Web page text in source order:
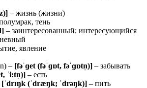
– жизнь (жизни)
тень
– заинтересованный; интересующийся
явление
– [fəˈɡet (fəˈɡɒt, fəˈɡɒtn̩)] – забывать
ˈi:tn̩)] – есть
[ˈdrɪŋk (ˈdræŋk; ˈdrəŋk)] – пить